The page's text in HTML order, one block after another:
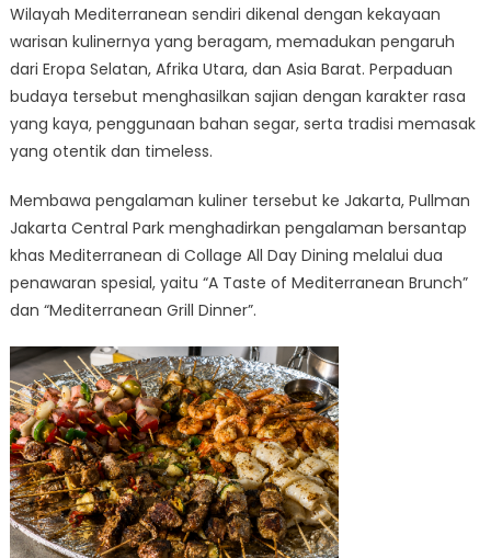
Wilayah Mediterranean sendiri dikenal dengan kekayaan
warisan kulinernya yang beragam, memadukan pengaruh
dari Eropa Selatan, Afrika Utara, dan Asia Barat. Perpaduan
budaya tersebut menghasilkan sajian dengan karakter rasa
yang kaya, penggunaan bahan segar, serta tradisi memasak
yang otentik dan timeless.
Membawa pengalaman kuliner tersebut ke Jakarta, Pullman
Jakarta Central Park menghadirkan pengalaman bersantap
khas Mediterranean di Collage All Day Dining melalui dua
penawaran spesial, yaitu “A Taste of Mediterranean Brunch”
dan “Mediterranean Grill Dinner”.